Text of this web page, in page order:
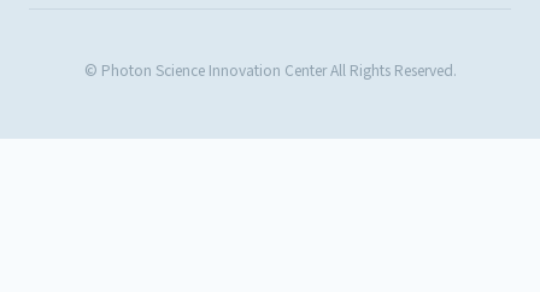
© Photon Science Innovation Center All Rights Reserved.